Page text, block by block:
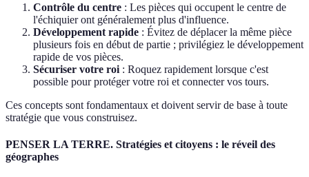
Contrôle du centre : Les pièces qui occupent le centre de
l'échiquier ont généralement plus d'influence.
Développement rapide : Évitez de déplacer la même pièce
plusieurs fois en début de partie ; privilégiez le développement
rapide de vos pièces.
Sécuriser votre roi : Roquez rapidement lorsque c'est
possible pour protéger votre roi et connecter vos tours.
Ces concepts sont fondamentaux et doivent servir de base à toute
stratégie que vous construisez.
PENSER LA TERRE. Stratégies et citoyens : le réveil des
géographes